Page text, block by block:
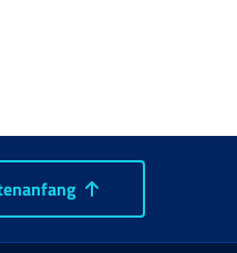
Berater und